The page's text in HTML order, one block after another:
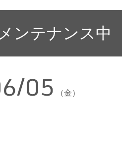
ンテナンス中
05 （金）